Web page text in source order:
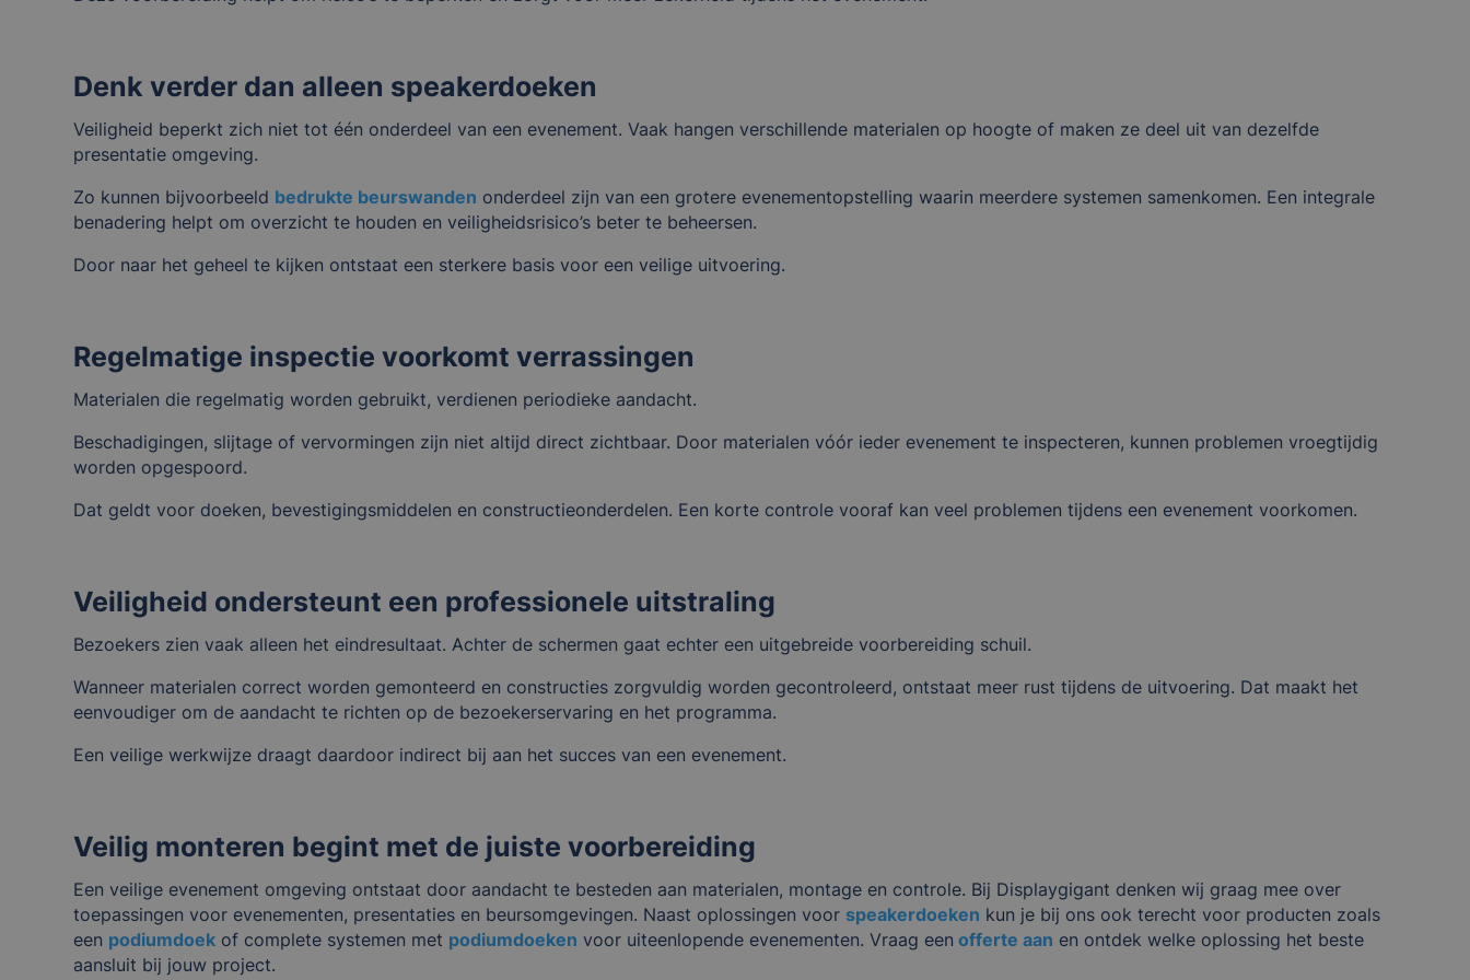
Denk verder dan alleen speakerdoeken
Veiligheid beperkt zich niet tot één onderdeel van een evenement. Vaak hangen verschillende materialen op hoogte of maken ze deel uit van dezelfde
presentatie omgeving.
Zo kunnen bijvoorbeeld bedrukte beurswanden onderdeel zijn van een grotere evenementopstelling waarin meerdere systemen samenkomen. Een integrale
benadering helpt om overzicht te houden en veiligheidsrisico’s beter te beheersen.
Door naar het geheel te kijken ontstaat een sterkere basis voor een veilige uitvoering.
Regelmatige inspectie voorkomt verrassingen
Materialen die regelmatig worden gebruikt, verdienen periodieke aandacht.
Beschadigingen, slijtage of vervormingen zijn niet altijd direct zichtbaar. Door materialen vóór ieder evenement te inspecteren, kunnen problemen vroegtijdig
worden opgespoord.
Dat geldt voor doeken, bevestigingsmiddelen en constructieonderdelen. Een korte controle vooraf kan veel problemen tijdens een evenement voorkomen.
Veiligheid ondersteunt een professionele uitstraling
Bezoekers zien vaak alleen het eindresultaat. Achter de schermen gaat echter een uitgebreide voorbereiding schuil.
Wanneer materialen correct worden gemonteerd en constructies zorgvuldig worden gecontroleerd, ontstaat meer rust tijdens de uitvoering. Dat maakt het
eenvoudiger om de aandacht te richten op de bezoekerservaring en het programma.
Een veilige werkwijze draagt daardoor indirect bij aan het succes van een evenement.
Veilig monteren begint met de juiste voorbereiding
Een veilige evenement omgeving ontstaat door aandacht te besteden aan materialen, montage en controle. Bij Displaygigant denken wij graag mee over
toepassingen voor evenementen, presentaties en beursomgevingen. Naast oplossingen voor speakerdoeken kun je bij ons ook terecht voor producten zoals
een podiumdoek of complete systemen met podiumdoeken voor uiteenlopende evenementen. Vraag een offerte aan en ontdek welke oplossing het beste
aansluit bij jouw project.